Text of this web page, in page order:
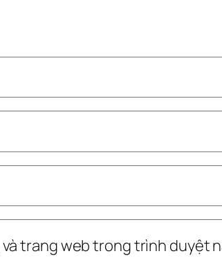
trang web trong trình duyệt